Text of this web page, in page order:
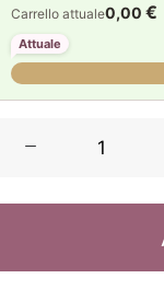
Carrello attuale0,00 €
Attuale